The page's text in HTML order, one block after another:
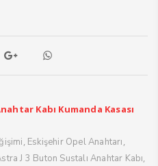
Kabı Kumanda Kasası
, Eskişehir Opel Anahtarı,
J 3 Buton Sustalı Anahtar Kabı,